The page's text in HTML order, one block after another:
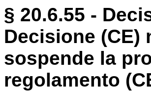
§ 20.6.55 -
Decisione (CE)
sospende la
regolamento